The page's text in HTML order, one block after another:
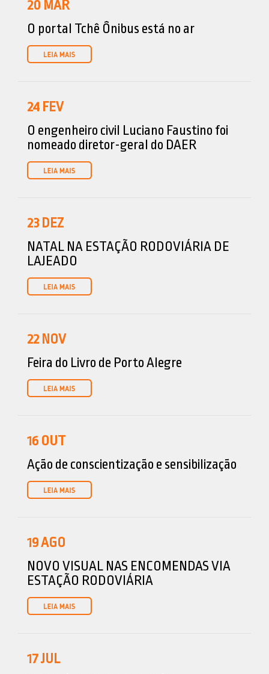
20 MAR
O portal Tchê Ônibus está no ar
24 FEV
O engenheiro civil Luciano Faustino foi
nomeado diretor-geral do DAER
23 DEZ
NATAL NA ESTAÇÃO RODOVIÁRIA DE
LAJEADO
22 NOV
Feira do Livro de Porto Alegre
16 OUT
Ação de conscientização e sensibilização
19AGO
NOVO VISUAL NAS ENCOMENDAS VIA
ESTAÇÃO RODOVIÁRIA
17JUL